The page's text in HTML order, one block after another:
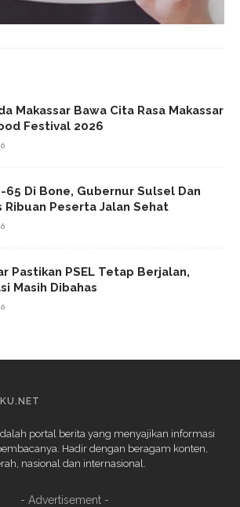
Makassar Bawa Cita Rasa Makassar
Festival 2026
65 Di Bone, Gubernur Sulsel Dan
Ribuan Peserta Jalan Sehat
Pastikan PSEL Tetap Berjalan,
Masih Dibahas
portal berita yang menyajikan informasi
Hadir dengan beragam konten,
nasional dan internasional.
- Advertisement -